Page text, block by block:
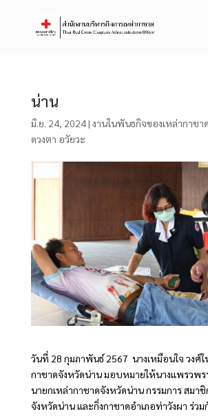
น่าน
มิ.ย. 24, 2024| งานในพันธกิจของเหล่ากาชา
ดวงตา อวัยวะ
วันที่ 28 กุมภาพันธ์ 2567 นางเหมือนใจ วงศ์
กาชาดจังหวัดน่าน มอบหมายให้นางแพรวพร
นายกเหล่ากาชาดจังหวัดน่าน กรรมการ สมา
จังหวัดน่าน และกิ่งกาชาดอำเภอท่าวังผา ร่ว